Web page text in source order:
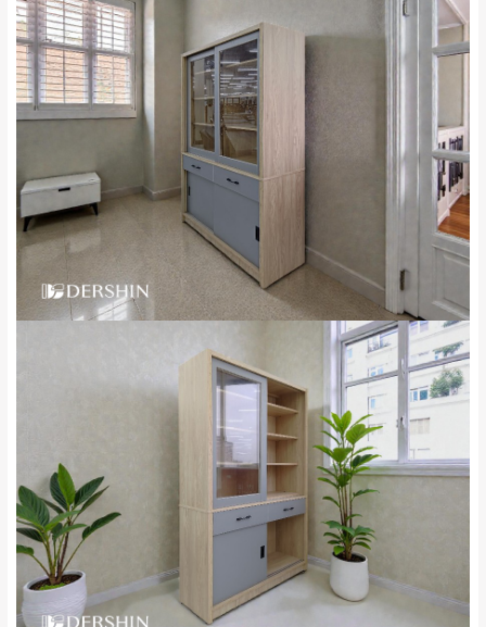
苗栗
$ 9,000以下：
NT$500元
＊A108產品另收運費
卓蘭鎮、三灣、通
霄山區、西湖、泰
安鄉、大湖鄉、頭
配送天數：5~14天
到貨時間：指定送貨日當天以電話聯絡確認
｜周（一）配送部門固定公休無送貨｜
台北市、新北市地區固定每周(三)、(日)兩天收送貨
暫無配送地區 ：彰化、南投、雲林、嘉義、台南、高
雄、屏東、宜蘭、 花蓮、台東、金門、馬祖、澎湖地區
（可於LINE線上詢問 →@dershin
加收說明
至百貨公司內部。
發票寄送：
若您選擇三聯式或索取兩聯式發票，發票將於商品
完成出貨15個工作天另行寄出，另外約加上2~7個
工作天內送達，如遇國定假日將順延寄送。
退換貨說明：
若收到不良品，請於到貨日起七日內通知本
公司客服人員，我們將為您更換新品，運費
皆由本站負責，所有退回及換貨之商品必須
是全新狀態且完整包裝，床墊、床包、枕頭
類產品需為未拆封狀態(請保持商品、附件、
包裝、廠商紙及所有附隨文件或資料之完整
性)，若未依照上述方式處理，恕無法接受退
由於透過電腦螢幕選購商品，可能會因個人
電腦螢幕的設定色差或解析度等因素， 與實
際商品的顏色、質感稍有不同，如因此而需
退換貨，需自付來回運費及人資成本
訂購前詳加確認。(包含商品尺寸是否合適)。